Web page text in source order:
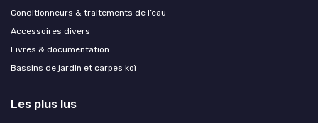
Conditionneurs & traitements de l’eau
Accessoires divers
Livres & documentation
Bassins de jardin et carpes koï
Les plus lus